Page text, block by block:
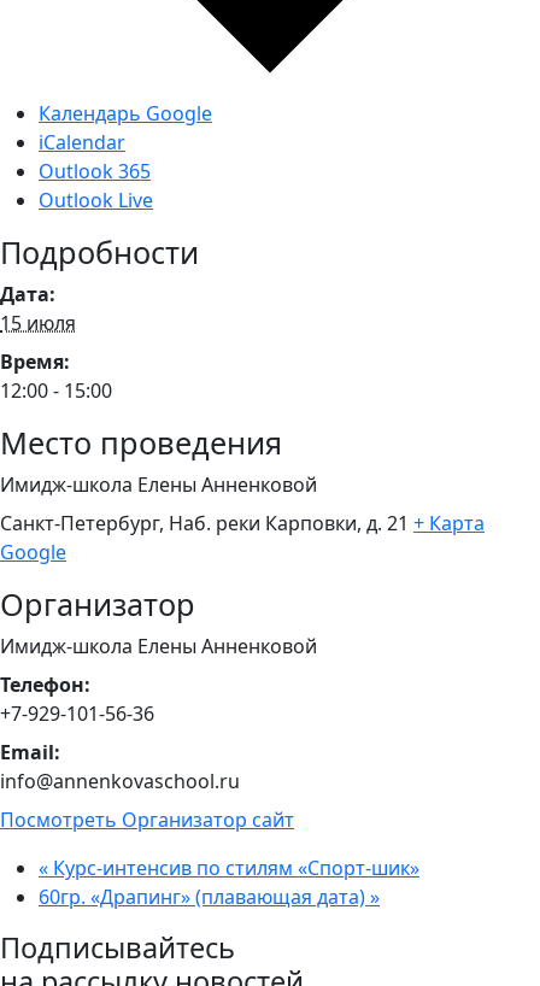
Календарь Google
iCalendar
Outlook 365
Outlook Live
Подробности
Дата:
15 июля
Время:
12:00 - 15:00
Место проведения
Имидж-школа Елены Анненковой
Санкт-Петербург, Наб. реки Карповки, д. 21 + Карта
Google
Организатор
Имидж-школа Елены Анненковой
Телефон:
+7-929-101-56-36
Email:
info@annenkovaschool.ru
Посмотреть Организатор сайт
« Курс-интенсив по стилям «Спорт-шик»
60гр. «Драпинг» (плавающая дата)»
Подписывайтесь